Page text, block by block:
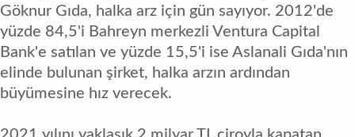
Göknur Gıda, halka arz için gün sayıyor. 2012'de
yüzde 84,5'i Bahreyn merkezli Ventura Capital
Bank'e satılan ve yüzde 15,5'i ise Aslanali Gıda'nın
elinde bulunan şirket, halka arzın ardından
büyümesine hız verecek.